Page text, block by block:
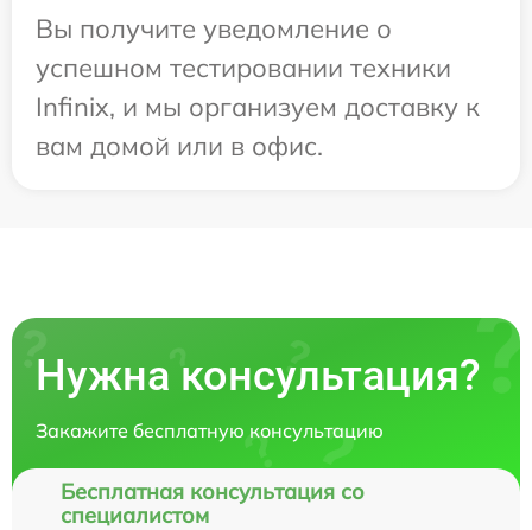
Вы получите уведомление о
успешном тестировании техники
Infinix, и мы организуем доставку к
вам домой или в офис.
Нужна консультация?
Закажите бесплатную консультацию
Бесплатная консультация со
специалистом